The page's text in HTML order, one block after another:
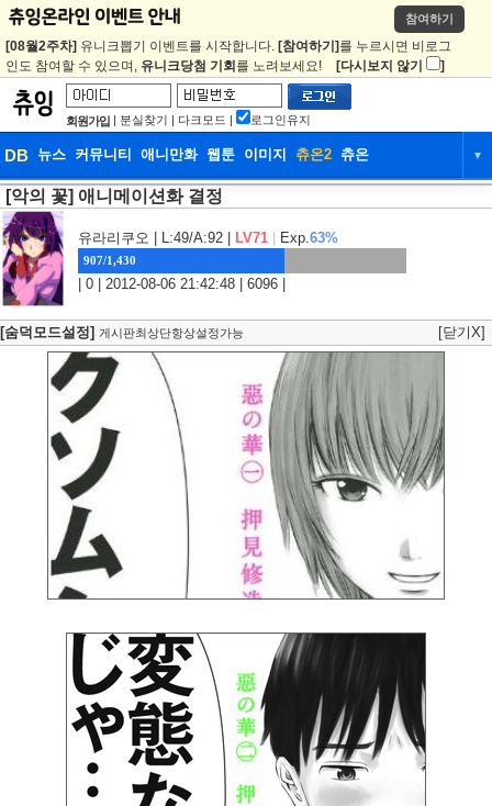
참여하기
[08월2주차] 유니크뽑기 이벤트를 시작합니다. [참여하기] 를 누르시면 비로그
인도 참여할 수 있으며, 유니크당첨 기회 를 노려보세요! [다시보지 않기 ]
회원가입 | 분실찾기 | 다크모드 | 로그인유지
DB 뉴스 커뮤니티 애니만화 웹툰 이미지 츄온2 츄온 ▼
DB 뉴스
웹툰 이미지 츄온2
[악의 꽃] 애니메이션화 결정
유라리쿠오 | L:49/A:92 | LV71 Exp.63%
907/1,430
| 0 | 2012-08-06 21:42:48 | 6096 |
[숨덕모드설정] 게시판최상단항상설정가능 [닫기X]